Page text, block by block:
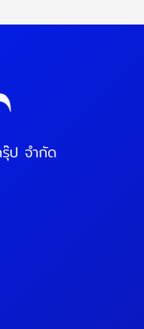
ป จำกัด